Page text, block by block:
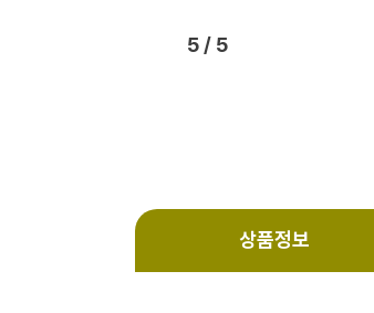
1/ 5
상품정보